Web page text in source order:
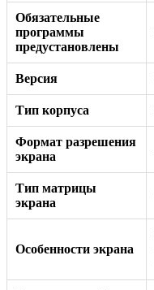
Обязательные
программы
предустановлены
Версия
Тип корпуса
Формат разрешения
экрана
Тип матрицы
экрана
Особенности экрана